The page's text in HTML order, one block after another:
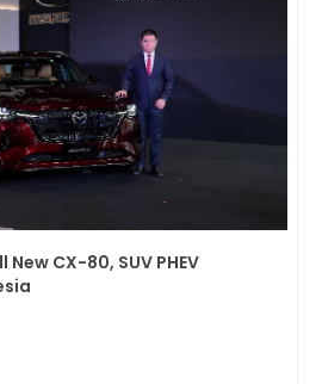
CX-80, SUV PHEV